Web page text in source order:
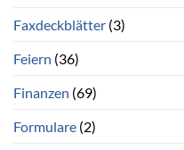
Faxdeckblätter (3)
Feiern (36)
Finanzen (69)
Formulare (2)